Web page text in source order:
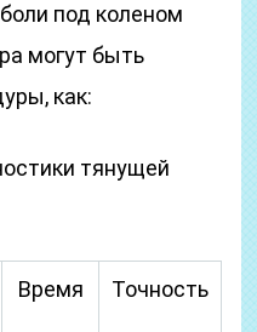
под коленом
могут быть
как:
тянущей
Время Точность